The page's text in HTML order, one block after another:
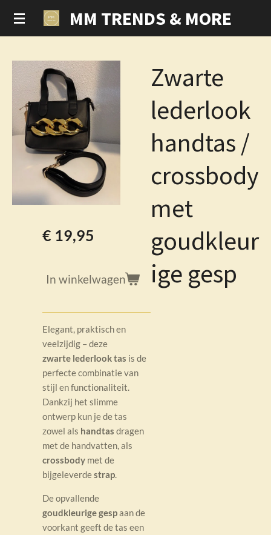
Ga
direct
hoofdinhoud
MM TRENDS & MORE
Zwarte
lederlook
handtas /
crossbody
met
goudkleur
ige gesp
€ 19,95
In winkelwagen
Elegant, praktisch en
veelzijdig – deze
zwarte lederlook tas is de
perfecte combinatie van
stijl en functionaliteit.
Dankzij het slimme
ontwerp kun je de tas
zowel als handtas dragen
met de handvatten, als
crossbody met de
bijgeleverdestrap.
De opvallende
goudkleurige gespaan de
voorkant geeft de tas een